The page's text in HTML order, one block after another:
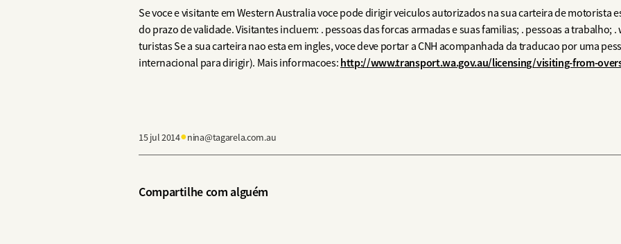
Se voce e visitante em Western Australia voce pode dirigir veiculos autorizados na sua carteira de motorista
do prazo de validade. Visitantes incluem: . pessoas das forcas armadas e suas familias; . pessoas a trabalho;
turistas Se a sua carteira nao esta em ingles, voce deve portar a CNH acompanhada da traducao por uma
internacional para dirigir). Mais informacoes: http://www.transport.wa.gov.au/licensing/visiting-from-
15 jul 2014●nina@tagarela.com.au
Compartilhe com alguém